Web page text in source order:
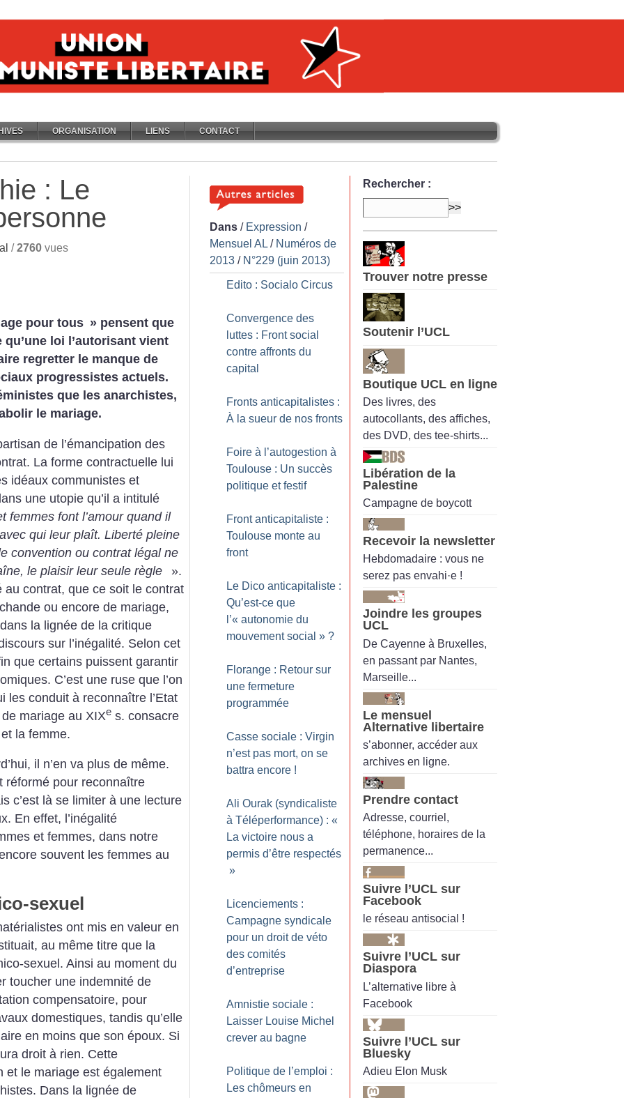
ORGANISATION LIENS CONTACT
: Le
/2760 vues
pour tous » pensent que
loi l’autorisant vient
regretter le manque de
progressistes actuels.
que les anarchistes,
le mariage.
de l’émancipation des
La forme contractuelle lui
idéaux communistes et
une utopie qu’il a intitulé
femmes font l’amour quand il
qui leur plaît. Liberté pleine
convention ou contrat légal ne
le plaisir leur seule règle
».
contrat, que ce soit le contrat
ou encore de mariage,
la lignée de la critique
sur l’inégalité. Selon cet
que certains puissent garantir
C’est une ruse que l’on
les conduit à reconnaître l’Etat
mariage au XIXe s. consacre
la femme.
il n’en va plus de même.
réformé pour reconnaître
c’est là se limiter à une lecture
En effet, l’inégalité
et femmes, dans notre
souvent les femmes au
sexuel
ont mis en valeur en
au même titre que la
sexuel. Ainsi au moment du
toucher une indemnité de
compensatoire, pour
domestiques, tandis qu’elle
en moins que son époux. Si
droit à rien. Cette
et le mariage est également
Dans la lignée de
Dans / Expression /
Mensuel AL / Numéros de
2013 / N°229 (juin 2013)
Edito : Socialo Circus
Convergence des
luttes : Front social
contre affronts du
capital
Fronts anticapitalistes :
À la sueur de nos fronts
Foire à l’autogestion à
Toulouse : Un succès
politique et festif
Front anticapitaliste :
Toulouse monte au
front
Le Dico anti­capitaliste :
Qu’est-ce que
l’« autonomie du
mouvement social » ?
Florange : Retour sur
une fermeture
programmée
Casse sociale : Virgin
n’est pas mort, on se
battra encore !
Ali Ourak (syndicaliste
à Téléperformance) : «
La victoire nous a
permis d’être respectés
»
Licenciements :
Campagne syndicale
pour un droit de véto
des comités
d’entreprise
Amnistie sociale :
Laisser Louise Michel
crever au bagne
Politique de l’emploi :
Les chômeurs en
Rechercher :
Trouver notre presse
Soutenir l’UCL
Boutique UCL en ligne
Des livres, des
autocollants, des affiches,
des DVD, des tee-shirts...
Libération de la
Palestine
Campagne de boycott
Recevoir la newsletter
Hebdomadaire : vous ne
serez pas envahi·e !
Joindre les groupes
UCL
De Cayenne à Bruxelles,
en passant par Nantes,
Marseille...
Le mensuel
Alternative libertaire
s’abonner, accéder aux
archives en ligne.
Prendre contact
Adresse, courriel,
téléphone, horaires de la
permanence...
Suivre l’UCL sur
Facebook
le réseau antisocial !
Suivre l’UCL sur
Diaspora
L’alternative libre à
Facebook
Suivre l’UCL sur
Bluesky
Adieu Elon Musk